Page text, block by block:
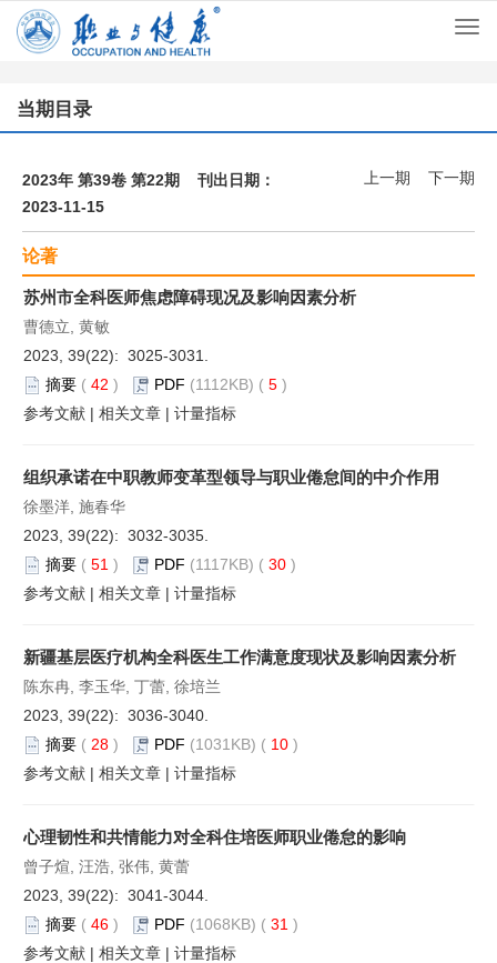
当期目录
2023年 第39卷 第22期 刊出日期：
2023-11-15
上一期 下一期
论著
苏州市全科医师焦虑障碍现况及影响因素分析
曹德立, 黄敏
2023, 39(22): 3025-3031.
摘要 ( 42 ) PDF (1112KB) ( 5 )
参考文献 | 相关文章 | 计量指标
组织承诺在中职教师变革型领导与职业倦怠间的中介作用
徐墨洋, 施春华
2023, 39(22): 3032-3035.
摘要 ( 51 ) PDF (1117KB) ( 30 )
参考文献 | 相关文章 | 计量指标
新疆基层医疗机构全科医生工作满意度现状及影响因素分析
陈东冉, 李玉华, 丁蕾, 徐培兰
2023, 39(22): 3036-3040.
摘要 ( 28 ) PDF (1031KB) ( 10 )
参考文献 | 相关文章 | 计量指标
心理韧性和共情能力对全科住培医师职业倦怠的影响
曾子煊, 汪浩, 张伟, 黄蕾
2023, 39(22): 3041-3044.
摘要 ( 46 ) PDF (1068KB) ( 31 )
参考文献 | 相关文章 | 计量指标